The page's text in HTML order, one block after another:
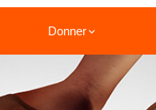
Donner